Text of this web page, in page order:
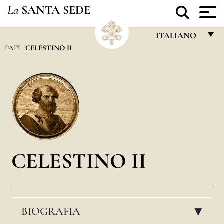
La SANTA SEDE
ITALIANO
PAPI CELESTINO II
CELESTINO II
BIOGRAFIA ▸